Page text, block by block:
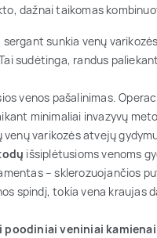
dažnai taikomas
sergant sunkia venų
sudėtinga, randus
venos pašalinimas.
minimaliai invazyvų
varikozės atvejų
išsiplėtusioms venoms
– sklerozuojančios
spindį, tokia vena kraujas
veniniai